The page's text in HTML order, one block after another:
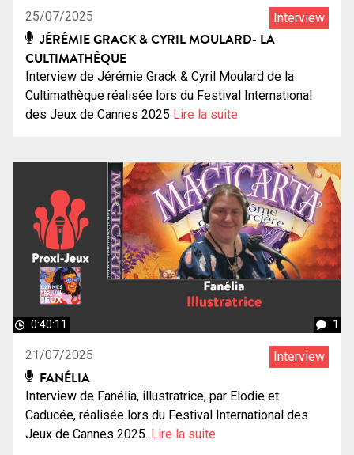
25/07/2025 Interview
JÉRÉMIE GRACK & CYRIL MOULARD- LA
CULTIMATHÈQUE
Interview de Jérémie Grack & Cyril Moulard de la
Cultimathèque réalisée lors du Festival International
des Jeux de Cannes 2025 Lire la suite
0:40:11 1
21/07/2025 Interview
FANÉLIA
Interview de Fanélia, illustratrice, par Elodie et
Caducée, réalisée lors du Festival International des
Jeux de Cannes 2025. Lire la suite